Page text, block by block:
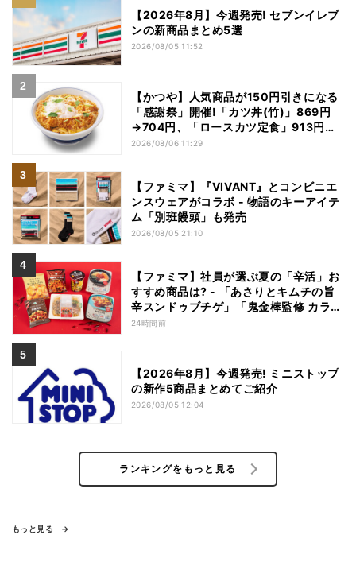
【2026年8月】今週発売! セブンイレブ
ンの新商品まとめ5選
2026/08/05 11:52
【かつや】人気商品が150円引きになる
「感謝祭」開催!「カツ丼(竹)」869円
→704円、「ロースカツ定食」913円
→748円に - 8日間限定
2026/08/06 11:29
【ファミマ】『VIVANT』とコンビニエ
ンスウェアがコラボ - 物語のキーアイテ
ム「別班饅頭」も発売
2026/08/05 21:10
【ファミマ】社員が選ぶ夏の「辛活」お
すすめ商品は? - 「あさりとキムチの旨
辛スンドゥブチゲ」「鬼金棒監修 カラシ
ビ焼き味噌らー麺」「辛さがやみつき!
24時間前
【2026年8月】今週発売! ミニストップ
の新作5商品まとめてご紹介
2026/08/05 12:04
ランキングをもっと見る
もっと見る